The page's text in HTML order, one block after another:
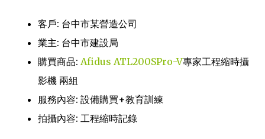
客戶: 台中市某營造公司
業主: 台中市建設局
購買商品: Afidus ATL200SPro-V專家工程縮時攝
影機 兩組
服務內容: 設備購買+教育訓練
拍攝內容: 工程縮時記錄